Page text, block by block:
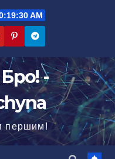
AM
-
першим!